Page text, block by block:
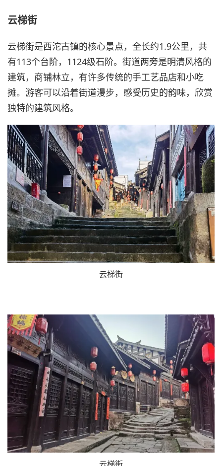
云梯街
云梯街是西沱古镇的核心景点，全长约1.9公里，共
有113个台阶，1124级石阶。街道两旁是明清风格的
建筑，商铺林立，有许多传统的手工艺品店和小吃
摊。游客可以沿着街道漫步，感受历史的韵味，欣赏
独特的建筑风格。
云梯街